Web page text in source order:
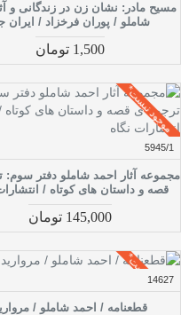
مسیح مادر: نشان زن در زندگانی و
شاملو / پوران فرخزاد / ایران
1,500 تومان
موجود نیست*
5945/1
مجموعه آثار احمد شاملو دفتر سوم:
قصه و داستان های کوتاه /
145,000 تومان
موجود نیست*
14627
قطعنامه / احمد شاملو /